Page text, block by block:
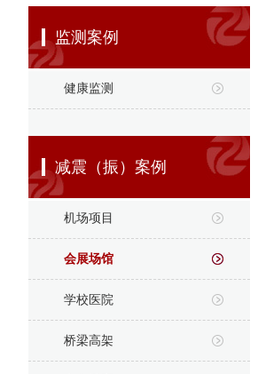
监测案例
健康监测
减震（振）案例
机场项目
会展场馆
学校医院
桥梁高架